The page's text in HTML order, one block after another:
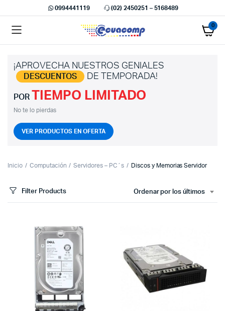
0994441119 (02) 2450251 – 5168489
0
¡APROVECHA NUESTROS GENIALES
DESCUENTOS DE TEMPORADA!
POR TIEMPO LIMITADO
No te lo pierdas
VER PRODUCTOS EN OFERTA
Inicio Computación Servidores – PC´s Discos y Memorias Servidor
Filter Products Ordenar por los últimos